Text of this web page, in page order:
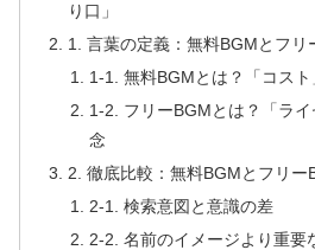
り口」
1. 言葉の定義：無料BGMとフリ
1-1. 無料BGMとは？「コス
1-2. フリーBGMとは？「ラ
念
2. 徹底比較：無料BGMとフリー
2-1. 検索意図と意識の差
2-2. 名前のイメージより重要